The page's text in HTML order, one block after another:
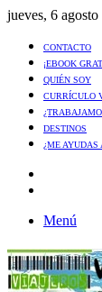
jueves, 6
CONTACTO
¡EBOOK
QUIÉN SOY
CURRÍCULO
DESTINOS
¿ME AYUDAS
Menú